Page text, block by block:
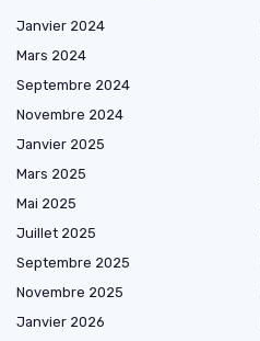
Janvier 2024
Mars 2024
Septembre 2024
Novembre 2024
Janvier 2025
Mars 2025
Mai 2025
Juillet 2025
Septembre 2025
Novembre 2025
Janvier 2026